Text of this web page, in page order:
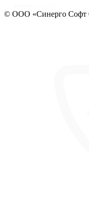
© ООО «Синерго Софт